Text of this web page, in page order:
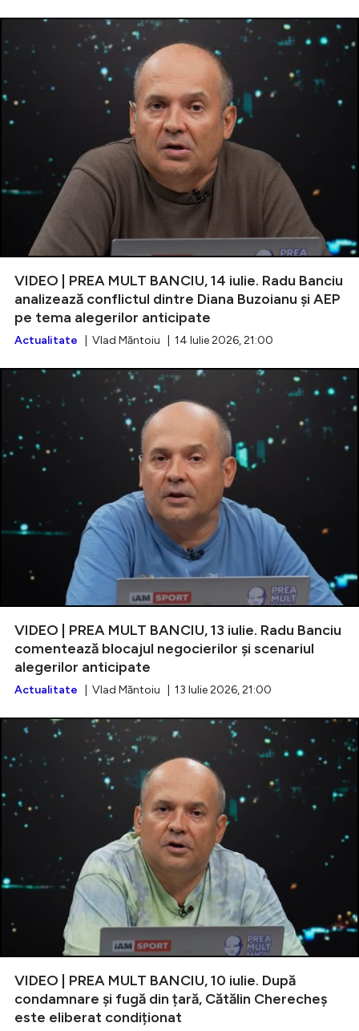
VIDEO | PREA MULT BANCIU, 14 iulie. Radu Banciu
analizează conflictul dintre Diana Buzoianu și AEP
pe tema alegerilor anticipate
Actualitate | Vlad Măntoiu | 14 Iulie 2026, 21:00
VIDEO | PREA MULT BANCIU, 13 iulie. Radu Banciu
comentează blocajul negocierilor și scenariul
alegerilor anticipate
Actualitate | Vlad Măntoiu | 13 Iulie 2026, 21:00
VIDEO | PREA MULT BANCIU, 10 iulie. După
condamnare și fugă din țară, Cătălin Cherecheș
este eliberat condiționat